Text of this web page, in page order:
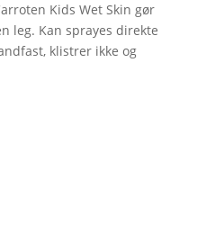
Kids Wet Skin gør
leg. Kan sprayes direkte
klistrer ikke og